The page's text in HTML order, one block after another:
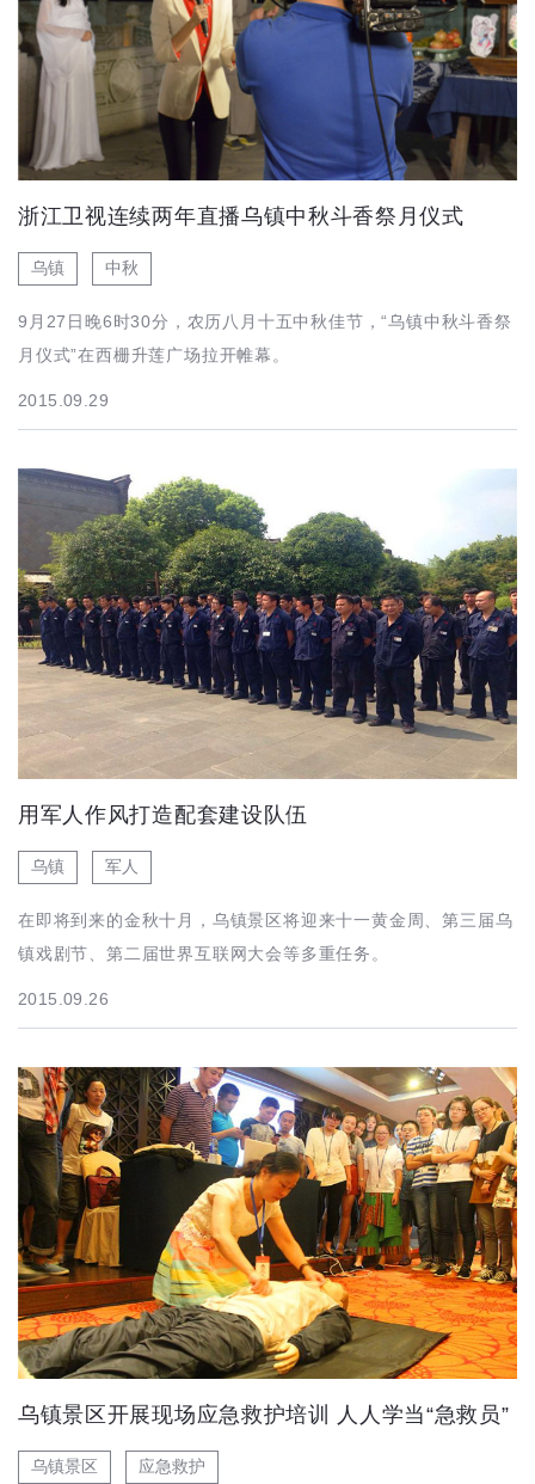
浙江卫视连续两年直播乌镇中秋斗香祭月仪式
乌镇 中秋
9月27日晚6时30分，农历八月十五中秋佳节，“乌镇中秋斗香祭
月仪式”在西栅升莲广场拉开帷幕。
2015.09.29
用军人作风打造配套建设队伍
乌镇 军人
在即将到来的金秋十月，乌镇景区将迎来十一黄金周、第三届乌
镇戏剧节、第二届世界互联网大会等多重任务。
2015.09.26
乌镇景区开展现场应急救护培训 人人学当“急救员”
乌镇景区 应急救护